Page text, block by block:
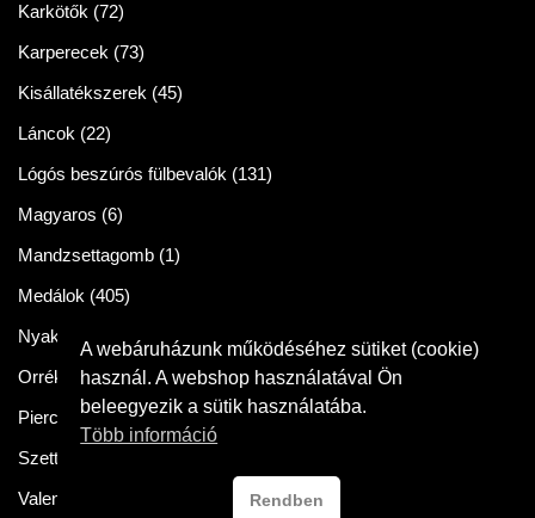
Karkötők (72)
Karperecek (73)
Kisállatékszerek (45)
Láncok (22)
Lógós beszúrós fülbevalók (131)
Magyaros (6)
Mandzsettagomb (1)
Medálok (405)
Nyakláncok
(86)
Orrékszer (2)
Piercingek (11)
Szettek
Valentin napra
A webáruházunk működéséhez sütiket (cookie)
használ. A webshop használatával Ön
beleegyezik a sütik használatába.
Több információ
Rendben